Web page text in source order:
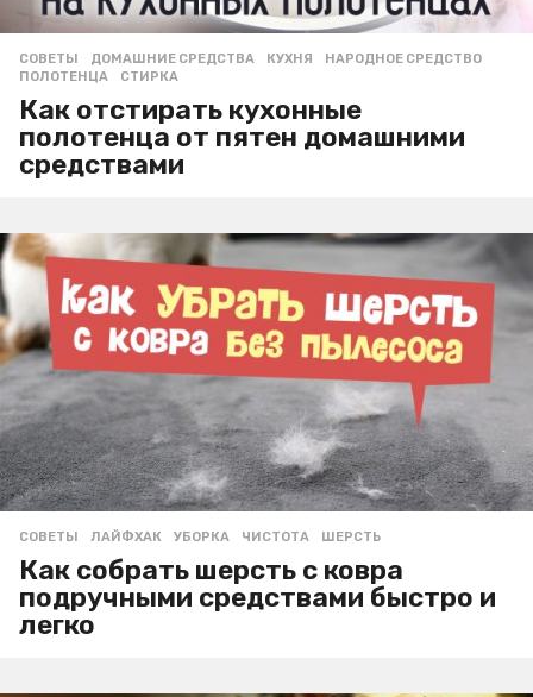
СОВЕТЫ ДОМАШНИЕ СРЕДСТВА ,КУХНЯ ,НАРОДНОЕ СРЕДСТВО
ПОЛОТЕНЦА
,СТИРКА
Как отстирать кухонные
полотенца от пятен домашними
средствами
СОВЕТЫ ЛАЙФХАК ,УБОРКА ,ЧИСТОТА ,ШЕРСТЬ
Как собрать шерсть с ковра
подручными средствами быстро и
легко